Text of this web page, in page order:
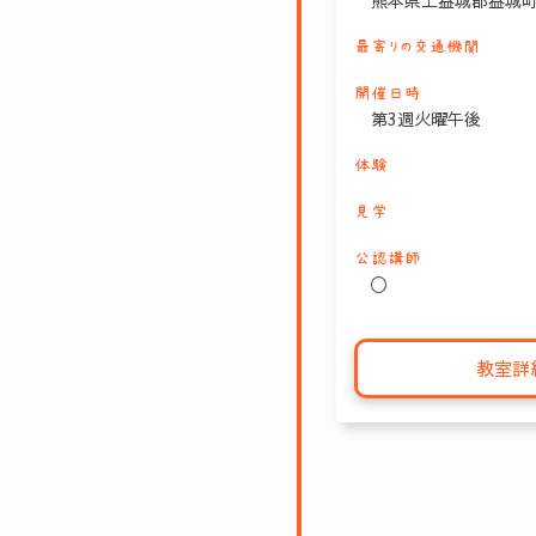
最寄りの交通機関
開催日時
第3週火曜午後
体験
見学
公認講師
〇
教室詳